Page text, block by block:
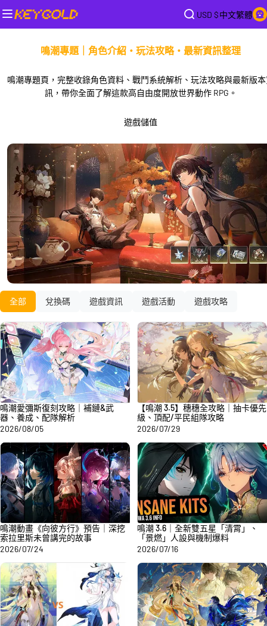
USD $中文繁體
鳴潮專題｜角色介紹・玩法攻略・最新資訊整理
鳴潮專題頁，完整收錄角色資料、戰鬥系統解析、玩法攻略與最新版
訊，帶你全面了解這款高自由度開放世界動作 RPG。
遊戲儲值
全部 兌換碼 遊戲資訊 遊戲活動 遊戲攻略
鳴潮愛彌斯復刻攻略｜補鏈&武
器、養成、配隊解析
2026/08/05
【鳴潮 3.5】穗穗全攻略｜抽卡優先
級、頂配/平民組隊攻略
2026/07/29
鳴潮動畫《向彼方行》預告｜深挖
索拉里斯未曾講完的故事
2026/07/24
鳴潮 3.6｜全新雙五星「清霄」、
「景燃」人設與機制爆料
2026/07/16